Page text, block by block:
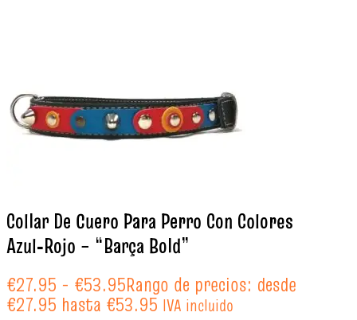
Collar De Cuero Para Perro Con Colores
Azul‑Rojo – “Barça Bold”
€27.95 - €53.95Rango de precios: desde
€27.95 hasta €53.95 IVA incluido